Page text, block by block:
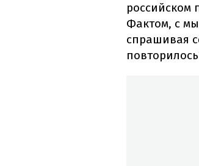
российском
Фактом, с
спрашивая